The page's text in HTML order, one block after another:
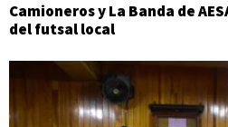
Camioneros y La Banda de
del futsal local